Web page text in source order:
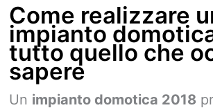
Come realizzare
impianto
tutto quello che
sapere
Un impianto domotica 2018